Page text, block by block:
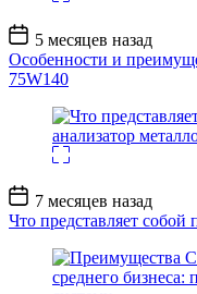
Дата
записи
5 месяцев назад
Особенности и
75W140
Дата
записи
7 месяцев назад
Что представляет собой